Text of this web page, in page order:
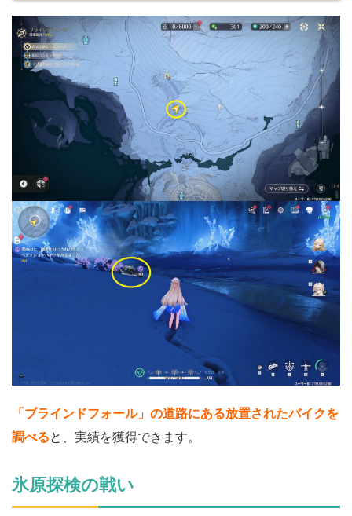
「ブラインドフォール」の道路にある放置されたバイクを
調べると、実績を獲得できます。
氷原探検の戦い